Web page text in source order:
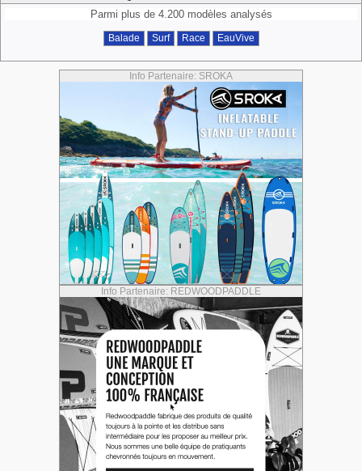
Parmi plus de 4.200 modèles analysés
Balade Surf Race EauVive
Info Partenaire: SROKA
Info Partenaire: REDWOODPADDLE